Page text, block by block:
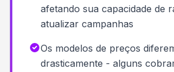
afetando sua capacidade de
atualizar campanhas
Os modelos de preços
drasticamente - alguns